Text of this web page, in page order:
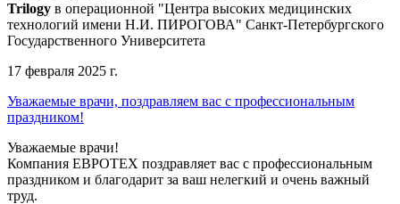
Trilogy в операционной "Центра высоких медицинских
технологий имени Н.И. ПИРОГОВА" Санкт-Петербургского
Государственного Университета
17 февраля 2025 г.
Уважаемые врачи, поздравляем вас с профессиональным
праздником!
Уважаемые врачи!
Компания ЕВРОТЕХ поздравляет вас с профессиональным
праздником и благодарит за ваш нелегкий и очень важный
труд.